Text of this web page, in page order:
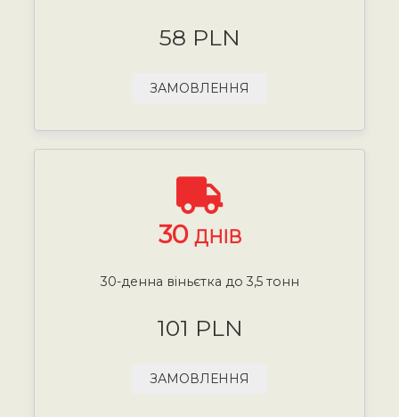
58 PLN
ЗАМОВЛЕННЯ
30 ДНІВ
30-денна віньєтка до 3,5 тонн
101 PLN
ЗАМОВЛЕННЯ